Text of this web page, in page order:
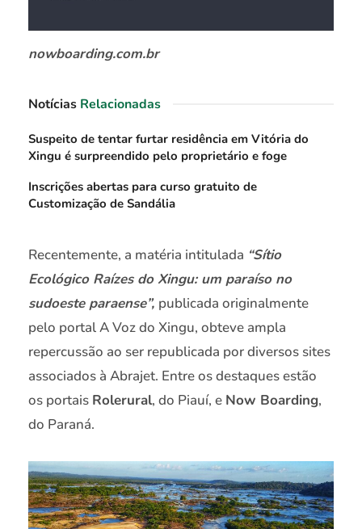
nowboarding.com.br
Notícias Relacionadas
Suspeito de tentar furtar residência em Vitória do
Xingu é surpreendido pelo proprietário e foge
Inscrições abertas para curso gratuito de
Customização de Sandália
Recentemente, a matéria intitulada “Sítio
Ecológico Raízes do Xingu: um paraíso no
sudoeste paraense”, publicada originalmente
pelo portal A Voz do Xingu, obteve ampla
repercussão ao ser republicada por diversos sites
associados à Abrajet. Entre os destaques estão
os portais Rolerural, do Piauí, e Now Boarding,
do Paraná.